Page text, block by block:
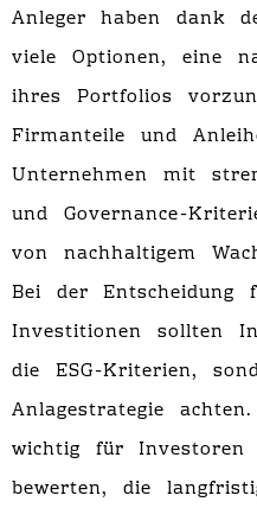
Anleger haben dank
viele Optionen, eine
ihres Portfolios
Firmanteile und
Unternehmen mit
und Governance-
von nachhaltigem
Bei der Entscheidung
Investitionen sollten
die ESG-Kriterien,
Anlagestrategie
wichtig für
bewerten, die